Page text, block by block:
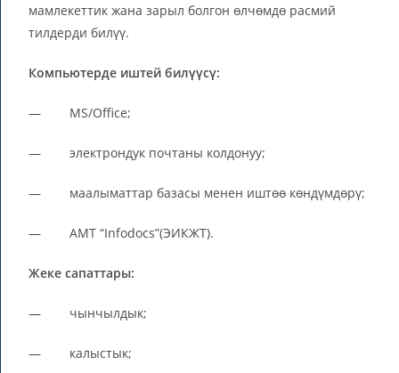
мамлекеттик жана зарыл болгон өлчөмдө расмий
тилдерди билүү.
Компьютерде иштей билүүсү:
— MS/Office;
— электрондук почтаны колдонуу;
— маалыматтар базасы менен иштөө көндүмдөрү;
— АМТ “Infodocs”(ЭИКЖТ).
Жеке сапаттары:
— чынчылдык;
— калыстык;